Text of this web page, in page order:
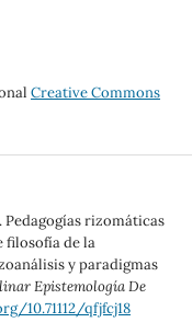
Creative Commons
Pedagogías rizomáticas
filosofía de la
y paradigmas
Epistemología De
10.71112/qfjfcj18